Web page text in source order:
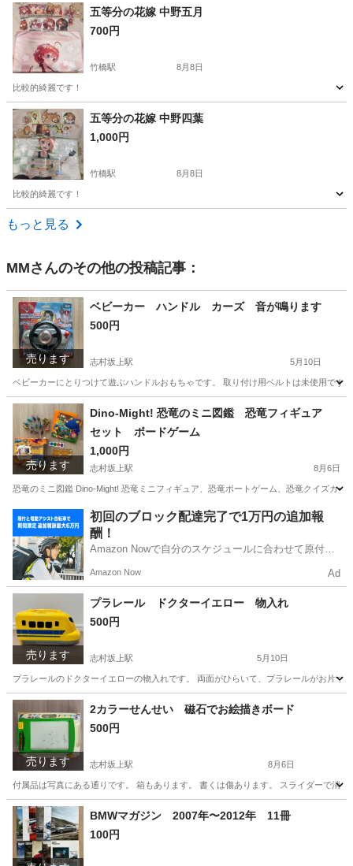
東京 板橋区 上板橋駅 おもちゃ
五等分の花嫁 中野五月
700円
竹橋駅 8月8日
比較的綺麗です！
東京 千代田区 竹橋駅 おもちゃ
五等分の花嫁 中野四葉
1,000円
竹橋駅 8月8日
比較的綺麗です！
東京 千代田区
もっと見る
MMさんのその他の投稿記事：
売ります
ベビーカー ハンドル カーズ 音が鳴ります
500円
志村坂上駅 5月10日
ベビーカーにとりつけて遊ぶハンドルおもちゃです。 取り付け用ベルトは未使用で
東京 板橋区 おもちゃ ベビーカー
売ります
Dino-Might! 恐竜のミニ図鑑 恐竜フィギュア
セット ボードゲーム
1,000円
志村坂上駅 8月6日
恐竜のミニ図鑑 Dino-Might! 恐竜ミニフィギュア、恐竜ボートゲーム、恐竜クイズカ
志村坂上駅 ボードゲーム
初回のブロック配達完了で1万円の追加報
酬！
Amazon Nowで自分のスケジュールに合わせて原付や
う！
Amazon Now Ad
売ります
プラレール ドクターイエロー 物入れ
500円
志村坂上駅 5月10日
プラレールのドクターイエローの物入れです。 両面がひらいて、プラレール
東京 板橋区 志村坂上駅 おもちゃ プラレール
売ります
2カラーせんせい 磁石でお絵描きボード
500円
志村坂上駅 8月6日
付属品は写真にある通りです。 箱もあります。 書くは傷あります。 スライダーで消
東京 板橋区 志村坂上駅
BMWマガジン 2007年〜2012年 11冊
100円